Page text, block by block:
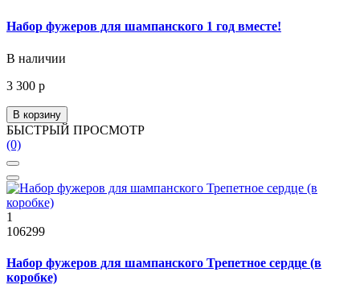
Набор фужеров для шампанского 1 год вместе!
В наличии
3 300 р
В корзину
БЫСТРЫЙ ПРОСМОТР
(0)
1
106299
Набор фужеров для шампанского Трепетное сердце (в
коробке)